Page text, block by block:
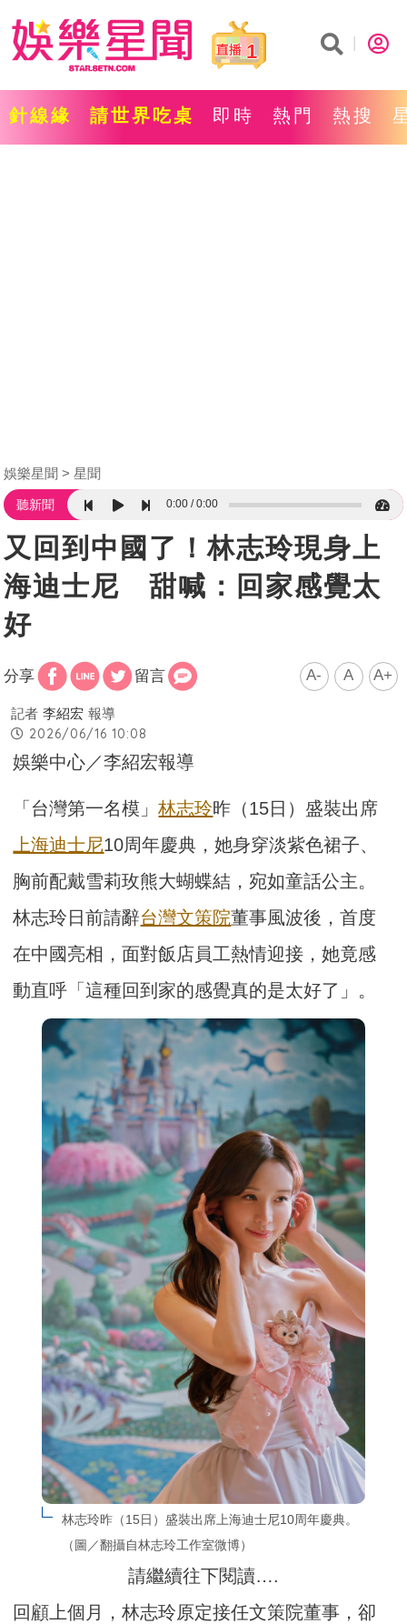
1
針線緣 請世界吃桌 即時 熱門 熱搜
娛樂星聞 星聞
聽新聞 0:00 0:00
又回到中國了！林志玲現身上
海迪士尼 甜喊：回家感覺太
好
分享 留言 A- A A+
記者 李紹宏 報導
2026/06/16 10:08
娛樂中心／李紹宏報導
「台灣第一名模」林志玲昨（15日）盛裝出席
上海迪士尼10周年慶典，她身穿淡紫色裙子、
胸前配戴雪莉玫熊大蝴蝶結，宛如童話公主。
林志玲日前請辭台灣文策院董事風波後，首度
在中國亮相，面對飯店員工熱情迎接，她竟感
動直呼「這種回到家的感覺真的是太好了」。
林志玲昨（15日）盛裝出席上海迪士尼10周年慶典。
（圖／翻攝自林志玲工作室微博）
請繼續往下閱讀….
回顧上個月，林志玲原定接任文策院董事，卻